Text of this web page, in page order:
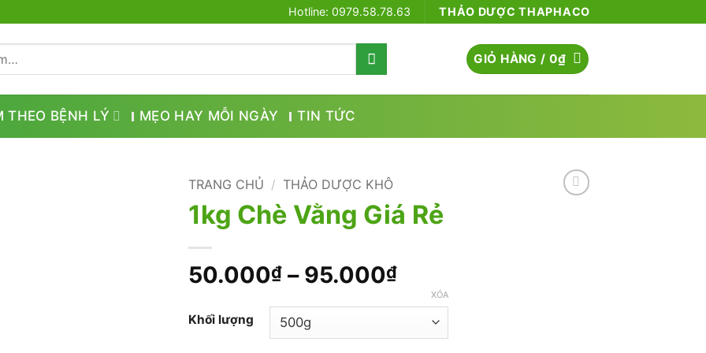
Hotline: 0979.58.78.63 THẢO DƯỢC THAPHACO
GIỎ HÀNG /0₫
THEO BỆNH LÝ MẸO HAY MỖI NGÀY TIN TỨC
TRANG CHỦ / THẢO DƯỢC KHÔ
1kg Chè Vằng Giá Rẻ
50.000₫ – 95.000₫Khoảng
giá:
50.000₫
Khối lượng
XÓA